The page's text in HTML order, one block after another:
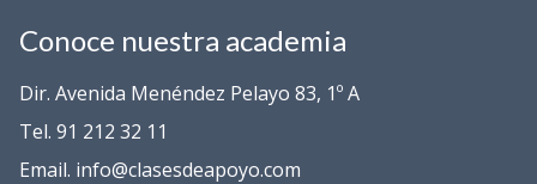
Conoce nuestra academia
Dir. Avenida Menéndez Pelayo 83, 1º A
Tel. 91 212 32 11
Email. info@clasesdeapoyo.com